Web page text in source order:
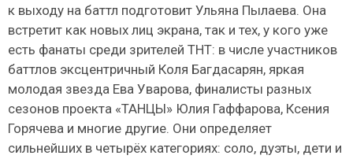
к выходу на баттл подготовит Ульяна Пылаева. Она
встретит как новых лиц экрана, так и тех, у кого уже
есть фанаты среди зрителей ТНТ: в числе участников
баттлов эксцентричный Коля Багдасарян, яркая
молодая звезда Ева Уварова, финалисты разных
сезонов проекта «ТАНЦЫ» Юлия Гаффарова, Ксения
Горячева и многие другие. Они определяет
сильнейших в четырёх категориях: соло, дуэты, дети и